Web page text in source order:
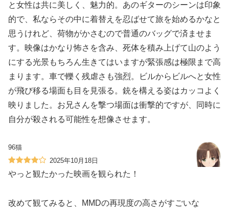
と女性は共に美しく、魅力的。あのギターのシーンは印象
的で、私ならその中に着替えを忍ばせて旅を始めるかなと
思うけれど、荷物がかさむので普通のバッグで済ませま
す。映像はかなり怖さを含み、死体を積み上げて山のよう
にする光景もちろん生きてはいますが緊張感は極限まで高
まります。車で轢く残虐さも強烈。ビルからビルへと女性
が飛び移る場面も目を見張る。銃を構える姿はカッコよく
映りました。お兄さんを撃つ場面は衝撃的ですが、同時に
自分が殺される可能性を想像させます。
96猫
2025年10月18日
やっと観たかった映画を観られた！
改めて観てみると、MMDの再現度の高さがすごいな